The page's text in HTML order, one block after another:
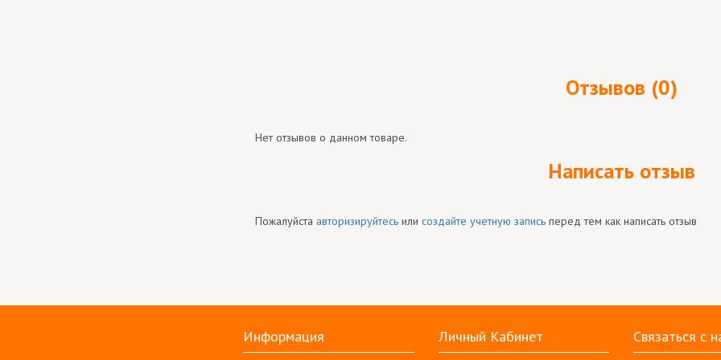
Отзывов (0)
Нет отзывов о данном товаре.
Написать отзыв
Пожалуйста авторизируйтесь или создайте учетную запись перед тем как написать отзыв
Информация Личный Кабинет Связаться с